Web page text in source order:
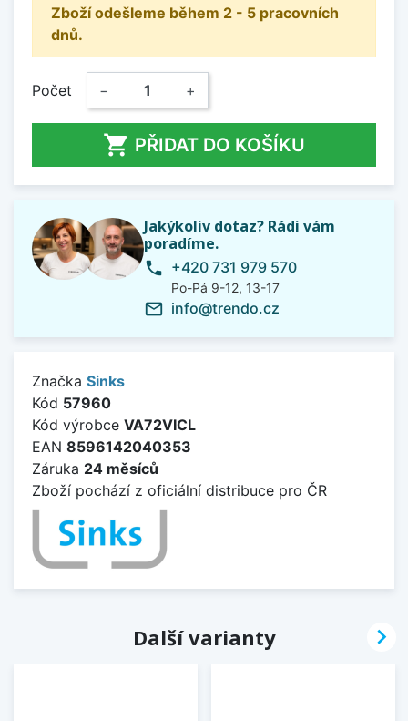
Zboží odešleme během 2 - 5 pracovních
dnů.
Počet − +
 PŘIDAT DO KOŠÍKU
Jakýkoliv dotaz? Rádi vám
poradíme.
phone +420 731 979 570
Po-Pá 9-12, 13-17
mail_outline info@trendo.cz
Značka Sinks
Kód 57960
Kód výrobce VA72VICL
EAN 8596142040353
Záruka 24 měsíců
Zboží pochází z oficiální distribuce pro ČR
Další varianty 